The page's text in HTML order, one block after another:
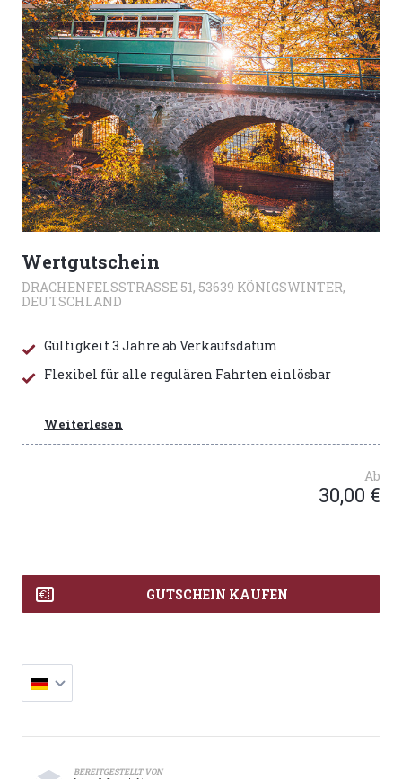
Wertgutschein
DRACHENFELSSTRASSE 51, 53639 KÖNIGSWINTER, D
EUTSCHLAND
Gültigkeit 3 Jahre ab Verkaufsdatum
Flexibel für alle regulären Fahrten einlösbar
Weiterlesen
Ab
30,00 €
GUTSCHEIN KAUFEN
BEREITGESTELLT VON